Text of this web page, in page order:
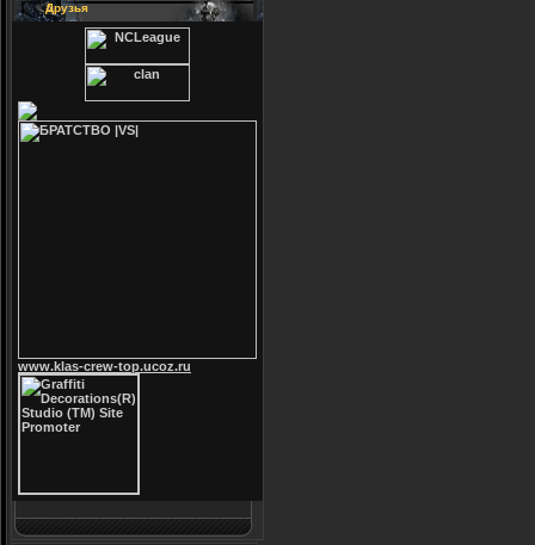
Друзья
www.klas-crew-top.ucoz.ru